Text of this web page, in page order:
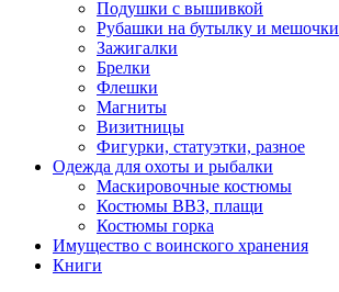
Подушки с вышивкой
Рубашки на бутылку и мешочки
Зажигалки
Брелки
Флешки
Магниты
Визитницы
Фигурки, статуэтки, разное
Одежда для охоты и рыбалки
Маскировочные костюмы
Костюмы ВВЗ, плащи
Костюмы горка
Имущество с воинского хранения
Книги